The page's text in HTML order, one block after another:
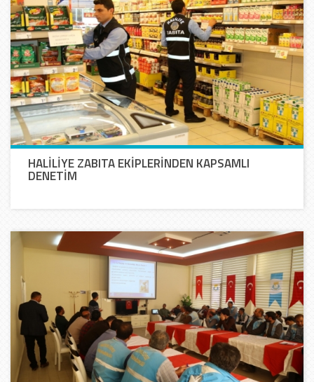
HALİLİYE ZABITA EKİPLERİNDEN KAPSAMLI
DENETİM